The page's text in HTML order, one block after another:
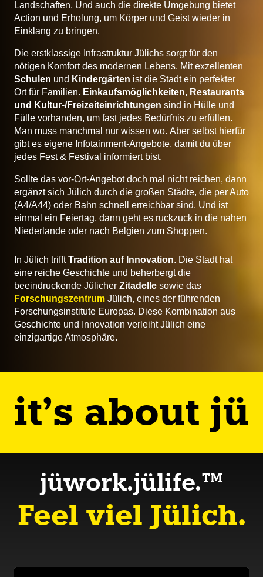
Landschaften. Und auch die direkte Umgebung bietet
Action und Erholung, um Körper und Geist wieder in
Einklang zu bringen.
Die erstklassige Infrastruktur Jülichs sorgt für den
nötigen Komfort des modernen Lebens. Mit exzellenten
Schulen und Kindergärten ist die Stadt ein perfekter
Ort für Familien. Einkaufsmöglichkeiten, Restaurants
und Kultur-/Freizeiteinrichtungen sind in Hülle und
Fülle vorhanden, um fast jedes Bedürfnis zu erfüllen.
Man muss manchmal nur wissen wo. Aber selbst hierfür
gibt es eigene Infotainment-Angebote, damit du über
jedes Fest & Festival informiert bist.
Sollte das vor-Ort-Angebot doch mal nicht reichen, dann
ergänzt sich Jülich durch die großen Städte, die per Auto
(A4/A44) oder Bahn schnell erreichbar sind. Und ist
einmal ein Feiertag, dann geht es ruckzuck in die nahen
Niederlande oder nach Belgien zum Shoppen.
In Jülich trifftTradition auf Innovation. Die Stadt hat
eine reiche Geschichte und beherbergt die
beeindruckende Jülicher Zitadelle sowie das
Forschungszentrum Jülich, eines der führenden
Forschungsinstitute Europas. Diese Kombination aus
Geschichte und Innovation verleiht Jülich eine
einzigartige Atmosphäre.
it’s about jü
jüwork.jülife.™
Feel viel Jülich.